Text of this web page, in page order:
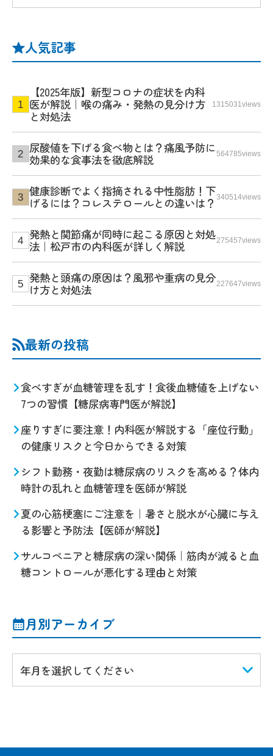
人気記事
【2025年版】新型コロナの症状を内科
医が解説｜喉の痛み・発熱の見分け方
と対処法
1315031views
尿酸値を下げる食べ物とは？痛風予防に
効果的な食事法を徹底解説
564785views
健康診断でよく指摘される中性脂肪！下
げるには？コレステロールとの違いは？ 340514views
発熱と関節痛が同時に起こる原因と対処
法｜松戸市の内科医が詳しく解説
275457views
発熱と頭痛の原因は？風邪や重病の見分
け方と対処法
227647views
最新の投稿
食べすぎが血糖管理を乱す！食後血糖値を上げない
7つの習慣【糖尿病専門医が解説】
座りすぎに要注意！内科医が解説する「座位行動」
の健康リスクと今日からできる対策
シフト勤務・夜勤は糖尿病のリスクを高める？体内
時計の乱れと血糖管理を医師が解説
夏の心筋梗塞にご注意を｜暑さと脱水が心臓に与え
る影響と予防法【医師が解説】
サルコペニアと糖尿病の深い関係｜筋肉が減ると血
糖コントロールが悪化する理由と対策
月別アーカイブ
年月を選択してください